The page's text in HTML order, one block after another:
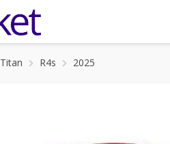
Titan R4s 2025